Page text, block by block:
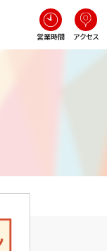
営業時間 アクセス